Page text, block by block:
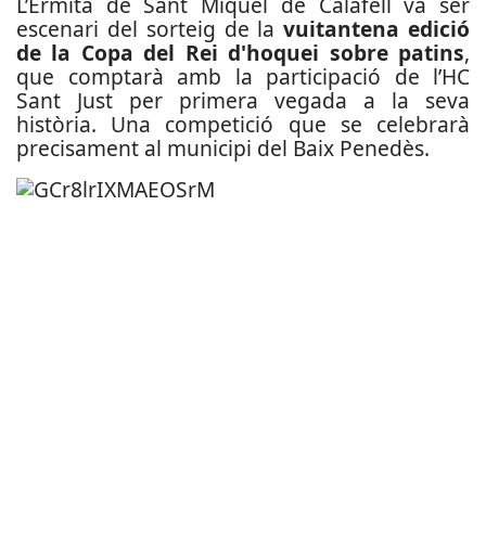
escenari del sorteig de la vuitantena edició
de la Copa del Rei d'hoquei sobre patins,
que comptarà amb la participació de l’HC
Sant Just per primera vegada a la seva
història. Una competició que se celebrarà
precisament al municipi del Baix Penedès.